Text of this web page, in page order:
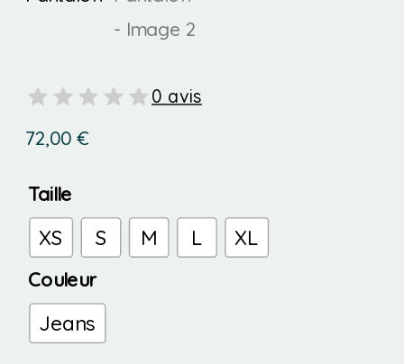
0 avis
72,00€
Taille
XS S M L XL
Couleur
Jeans